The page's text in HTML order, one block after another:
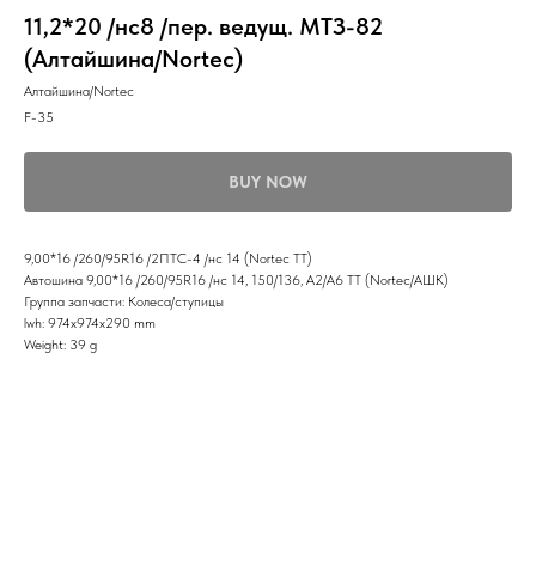
11,2*20 /нс8 /пер. ведущ. МТЗ-82
(Алтайшина/Nortec)
Алтайшина/Nortec
F-35
BUY NOW
9,00*16 /260/95R16 /2ПТС-4 /нс 14 (Nortec ТТ)
Автошина 9,00*16 /260/95R16 /нс 14, 150/136, А2/А6 ТТ (Nortec/АШК)
Группа запчасти: Колеса/ступицы
lwh: 974x974x290 mm
Weight: 39 g